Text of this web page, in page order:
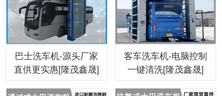
巴士洗车机-源头厂家
直供更实惠[隆茂鑫晟]
客车洗车机-电脑控制
一键清洗[隆茂鑫晟]